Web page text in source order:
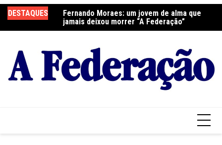
para
o
DESTAQUES
a Festa do
Fernando Moraes: um jovem de alma que
jamais deixou morrer “A Federação”